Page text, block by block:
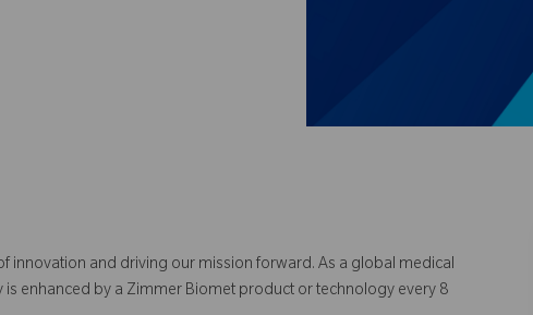
innovation and driving our mission forward. As a global medical
enhanced by a Zimmer Biomet product or technology every 8